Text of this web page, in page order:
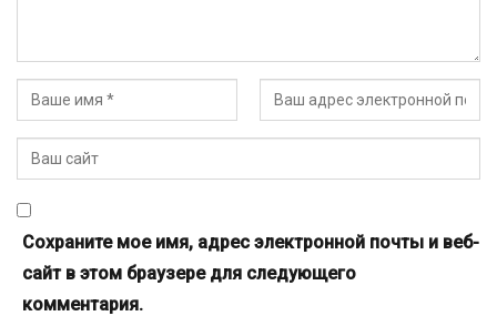
Сохраните мое имя, адрес электронной почты и веб-
сайт в этом браузере для следующего
комментария.